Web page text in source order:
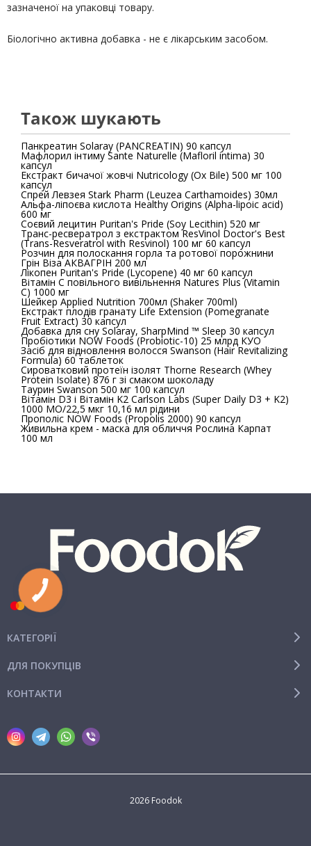
зазначеної на упаковці товару.
Біологічно активна добавка - не є лікарським засобом.
Також шукають
Панкреатин Solaray (PANCREATIN) 90 капсул
Мафлорил інтиму Sante Naturelle (Mafloril intima) 30
капсул
Екстракт бичачої жовчі Nutricology (Ox Bile) 500 мг 100
капсул
Спрей Левзея Stark Pharm (Leuzea Carthamoides) 30мл
Альфа-ліпоєва кислота Healthy Origins (Alpha-lipoic acid)
600 мг
Соєвий лецитин Puritan's Pride (Soy Lecithin) 520 мг
Транс-ресвератрол з екстрактом ResVinol Doctor's Best
(Trans-Resveratrol with Resvinol) 100 мг 60 капсул
Розчин для полоскання горла та ротової порожнини
Грін Віза АКВАГРІН 200 мл
Лікопен Puritan's Pride (Lycopene) 40 мг 60 капсул
Вітамін С повільного вивільнення Natures Plus (Vitamin
C) 1000 мг
Шейкер Applied Nutrition 700мл (Shaker 700ml)
Екстракт плодів гранату Life Extension (Pomegranate
Fruit Extract) 30 капсул
Добавка для сну Solaray, SharpMind ™ Sleep 30 капсул
Пробіотики NOW Foods (Probiotic-10) 25 млрд КУО
Засіб для відновлення волосся Swanson (Hair Revitalizing
Formula) 60 таблеток
Сироватковий протеїн ізолят Thorne Research (Whey
Protein Isolate) 876 г зі смаком шоколаду
Таурин Swanson 500 мг 100 капсул
Вітамін D3 і Вітамін K2 Carlson Labs (Super Daily D3 + K2)
1000 МО/22,5 мкг 10,16 мл рідини
Прополіс NOW Foods (Propolis 2000) 90 капсул
Живильна крем - маска для обличчя Рослина Карпат
100 мл
КАТЕГОРІЇ
ДЛЯ ПОКУПЦІВ
КОНТАКТИ
2026 Foodok